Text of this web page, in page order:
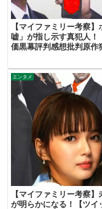
【マイファミリー考察
嘘」が指し示す真犯人
価黒幕評判感想批判原作
エンタメ
【マイファミリー考察
が明らかになる！【ツイ